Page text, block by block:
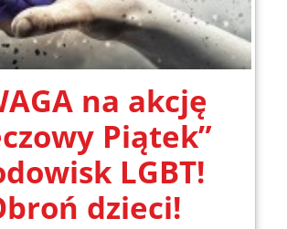
na akcję
Piątek”
LGBT!
dzieci!